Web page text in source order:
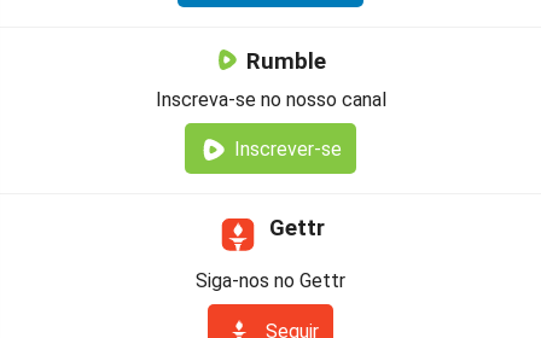
Rumble
Inscreva-se no nosso canal
Inscrever-se
Gettr
Siga-nos no Gettr
Seguir